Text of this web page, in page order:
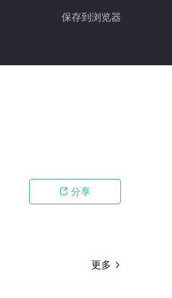
保存到浏览器
 分享
更多 